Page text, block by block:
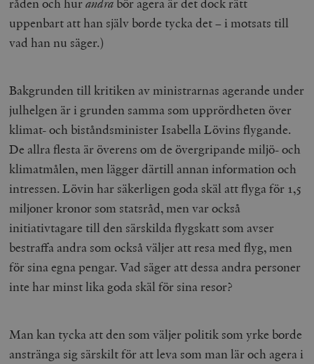
uppenbart att han själv borde tycka det – i motsats till
vad han nu säger.)
Bakgrunden till kritiken av ministrarnas agerande under
julhelgen är i grunden samma som upprördheten över
klimat- och biståndsminister Isabella Lövins flygande.
De allra flesta är överens om de övergripande miljö- och
klimatmålen, men lägger därtill annan information och
intressen. Lövin har säkerligen goda skäl att flyga för 1,5
miljoner kronor som statsråd, men var också
initiativtagare till den särskilda flygskatt som avser
bestraffa andra som också väljer att resa med flyg, men
för sina egna pengar. Vad säger att dessa andra personer
inte har minst lika goda skäl för sina resor?
Man kan tycka att den som väljer politik som yrke borde
anstränga sig särskilt för att leva som man lär och agera i
och kontohantering. Webbplatsen kan inte användas
ordentligt utan strikt nödvändiga cookies.
Namn
timbro.se
Hotjar Ltd
.timbro.se
woocommerce_items_in_cart
Automattic
{32}